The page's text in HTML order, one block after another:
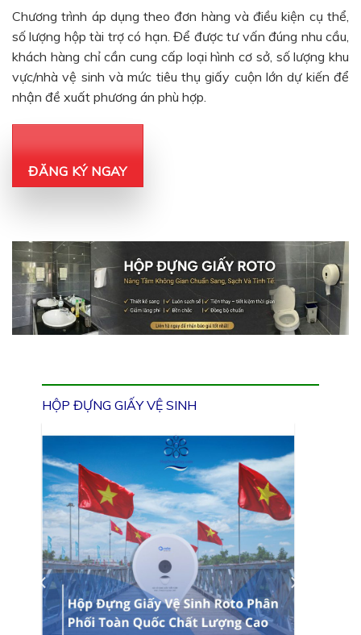
Chương trình áp dụng theo đơn hàng và điều kiện cụ thể,
số lượng hộp tài trợ có hạn. Để được tư vấn đúng nhu cầu,
khách hàng chỉ cần cung cấp loại hình cơ sở, số lượng khu
vực/nhà vệ sinh và mức tiêu thụ giấy cuộn lớn dự kiến để
nhận đề xuất phương án phù hợp.
ĐĂNG KÝ NGAY
HỘP ĐỰNG GIẤY VỆ SINH